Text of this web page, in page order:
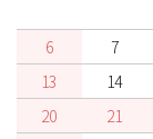
6
7
13
14
20
21